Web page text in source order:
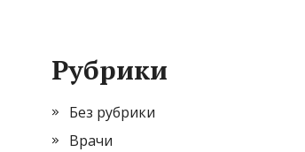
Рубрики
Без рубрики
Врачи